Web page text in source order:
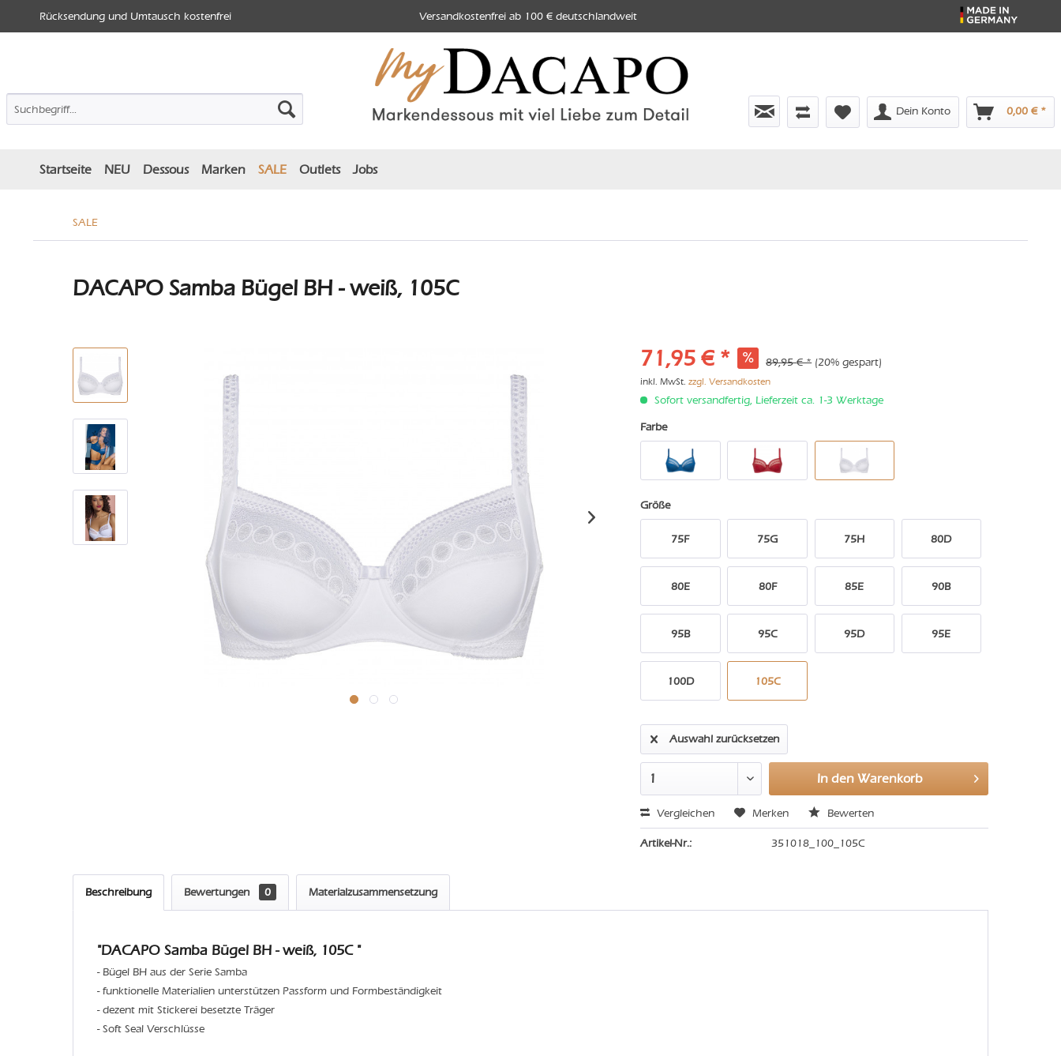
Rücksendung und Umtausch kostenfrei Versandkostenfrei ab 100 € deutschlandweit
Dein Konto 0,00 € *
Startseite NEU Dessous Marken SALE Outlets Jobs
SALE
DACAPO Samba Bügel BH - weiß, 105C
71,95 € * 89,95 € * (20% gespart)
inkl. MwSt.zzgl. Versandkosten
Sofort versandfertig, Lieferzeit ca. 1-3 Werktage
Farbe
Größe
75F 75G 75H 80D
80E 80F 85E 90B
95B 95C 95D 95E
100D 105C
Auswahl zurücksetzen
In den Warenkorb
Vergleichen Merken Bewerten
Artikel-Nr.: 351018_100_105C
Beschreibung Bewertungen 0 Materialzusammensetzung
"DACAPO Samba Bügel BH - weiß, 105C "
- Bügel BH aus der Serie Samba
- funktionelle Materialien unterstützen Passform und Formbeständigkeit
- dezent mit Stickerei besetzte Träger
- Soft Seal Verschlüsse